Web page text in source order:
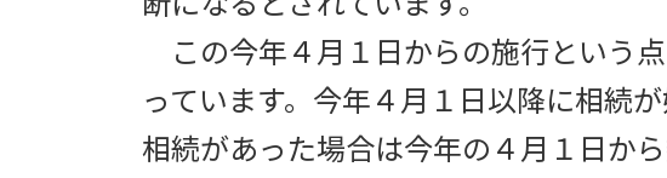
この今年４月１日からの施行という点
っています。今年４月１日以降に相続
相続があった場合は今年の４月１日か